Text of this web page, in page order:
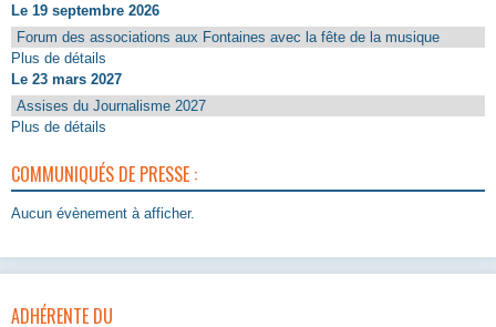
Le 19 septembre 2026
Forum des associations aux Fontaines avec la fête de la musique
Plus de détails
Le 23 mars 2027
Assises du Journalisme 2027
Plus de détails
COMMUNIQUÉS DE PRESSE :
Aucun évènement à afficher.
ADHÉRENTE DU